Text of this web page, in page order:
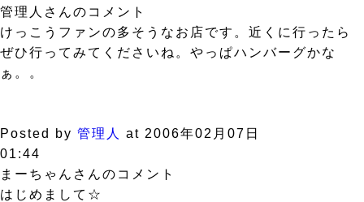
管理人さんのコメント
けっこうファンの多そうなお店です。近くに行ったら
ぜひ行ってみてくださいね。やっぱハンバーグかな
ぁ。。
Posted by 管理人
at 2006年02月07日
01:44
まーちゃんさんのコメント
はじめまして☆